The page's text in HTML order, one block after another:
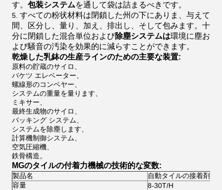
す。 包装システムを通して袋は詰まるべきです。
5. すべての粉状材料は閉鎖した州の下にありま、与えて
間、区分し、量り、加え、排出し、そして包みます。十
分に閉鎖した混合単位および除塵システムは環境に塵お
よび騒音の汚染を効果的に減らすことができます。
乾燥した乳鉢の生産ラインのための主要な装置:
原料の貯蔵のサイロ、
バケツ エレベーター、
螺線形のコンベヤー、
システムの重量を量ります、
ミキサー、
最終生成物のサイロ、
パッキング システム、
システムを除塵します、
計算機制御システム、
空気圧縮機、
鉄骨構造。
MGのタイルの付着力機械の技術的な変数:
製品名
自動タイルの接着剤機
容量
8-30T/H